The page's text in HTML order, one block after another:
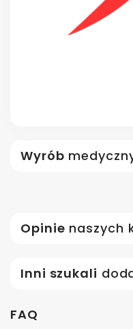
Wyrób
Opinie naszych
Inni szukali
FAQ